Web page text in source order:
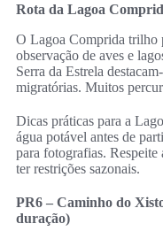
Rota da Lagoa
O Lagoa Comprida trilho
observação de aves e
Serra da Estrela
migratórias. Muitos
Dicas práticas para a
água potável antes de
para fotografias. Respeite
ter restrições sazonais.
PR6 – Caminho do
duração)